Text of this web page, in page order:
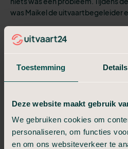
Toestemming Details
Deze website maakt gebruik
We gebruiken cookies om
personaliseren, om functies
en om ons websiteverkeer te
was Maikel de uitvaartbegeleider
Zorgeloos uitstekend
procedure. Vanaf het eerste
medewerkers. Zij g...
melanie Selk
Positief en betrouwbaar
Dacht bij een budget uitvaart dat